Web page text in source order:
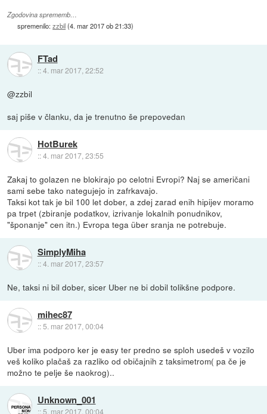
Zgodovina sprememb…
spremenilo:zzbil(4. mar 2017 ob 21:33)
FTad
::4. mar 2017, 22:52
@zzbil
saj piše v članku, da je trenutno še prepovedan
HotBurek
::4. mar 2017, 23:55
Zakaj to golazen ne blokirajo po celotni Evropi? Naj se američani
sami sebe tako nategujejo in zafrkavajo.
Taksi kot tak je bil 100 let dober, a zdej zarad enih hipijev moramo
pa trpet (zbiranje podatkov, izrivanje lokalnih ponudnikov,
"šponanje" cen itn.) Evropa tega über sranja ne potrebuje.
SimplyMiha
::4. mar 2017, 23:57
Ne, taksi ni bil dober, sicer Uber ne bi dobil tolikšne podpore.
mihec87
::5. mar 2017, 00:04
Uber ima podporo ker je easy ter predno se sploh usedeš v vozilo
veš koliko plačaš za razliko od običajnih z taksimetrom( pa če je
možno te pelje še naokrog)..
Unknown_001
:: 5. mar 2017, 00:04